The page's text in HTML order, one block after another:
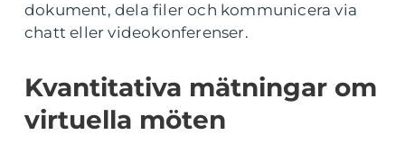
dokument, dela filer och kommunicera via
chatt eller videokonferenser.
Kvantitativa mätningar om
virtuella möten